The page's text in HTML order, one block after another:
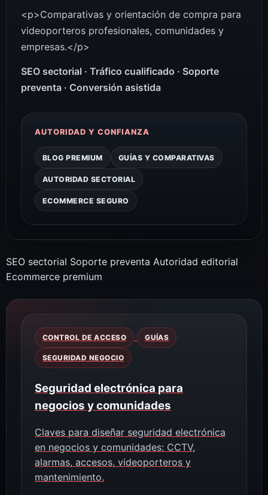
<p>Comparativas y orientación de compra para
videoporteros profesionales, comunidades y
empresas.</p>
SEO sectorial · Tráfico cualificado · Soporte
preventa · Conversión asistida
AUTORIDAD Y CONFIANZA
BLOG PREMIUM GUÍAS Y COMPARATIVAS
AUTORIDAD SECTORIAL
ECOMMERCE SEGURO
SEO sectorial Soporte preventa Autoridad editorial
Ecommerce premium
CONTROL DE ACCESO GUÍAS
SEGURIDAD NEGOCIO
Seguridad electrónica para
negocios y comunidades
Claves para diseñar seguridad electrónica
en negocios y comunidades: CCTV,
alarmas, accesos, videoporteros y
mantenimiento.